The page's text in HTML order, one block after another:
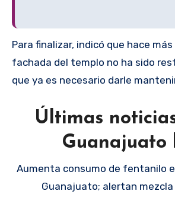
Para finalizar, indicó que hace
fachada del templo no ha sido
que ya es necesario darle
Últimas
Guanajuato
Aumenta consumo de fentanilo
Guanajuato; alertan